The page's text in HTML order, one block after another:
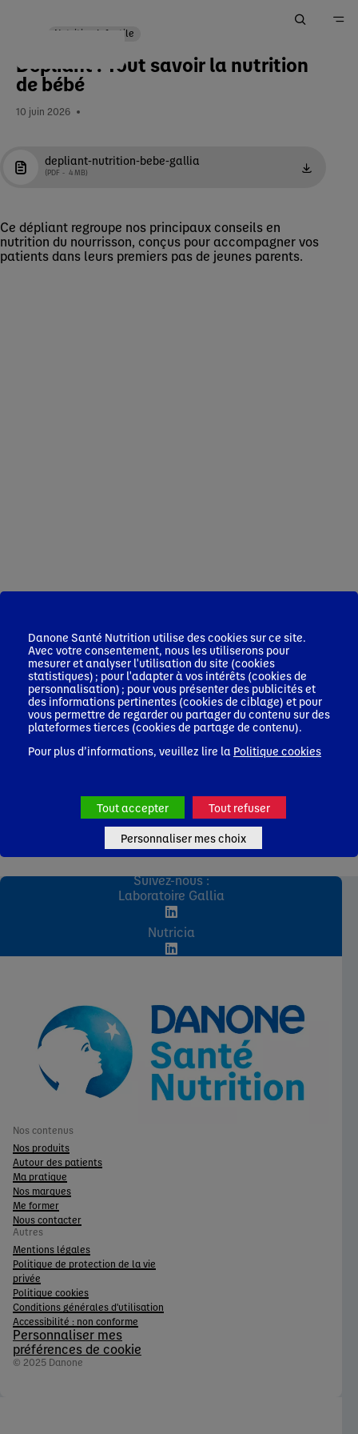
Accueil
Ma Pratique
Votre espace Outils & Services
Nutrition Infantile
10 juin 2026
Dépliant : Tout savoir la nutrition
de bébé
depliant-nutrition-bebe-gallia
4 MB
PDF
Ce dépliant regroupe nos principaux conseils en
nutrition du nourrisson, conçus pour accompagner vos
patients dans leurs premiers pas de jeunes parents.
Suivez-nous :
Laboratoire Gallia
Nutricia
Nos contenus
Nos produits
Autour des patients
Ma pratique
Nos marques
Me former
Nous contacter
Autres
Mentions légales
Politique de protection de la vie
privée
Politique cookies
Conditions générales d'utilisation
Accessibilité : non conforme
Personnaliser mes
préférences de cookie
© 2025 Danone
Danone Santé Nutrition utilise des cookies sur ce site.
Avec votre consentement, nous les utiliserons pour
mesurer et analyser l'utilisation du site (cookies
statistiques) ; pour l'adapter à vos intérêts (cookies de
personnalisation) ; pour vous présenter des publicités et
des informations pertinentes (cookies de ciblage) et pour
vous permettre de regarder ou partager du contenu sur des
plateformes tierces (cookies de partage de contenu).
Pour plus d’informations, veuillez lire la Politique cookies
Tout accepter Tout refuser
Personnaliser mes choix